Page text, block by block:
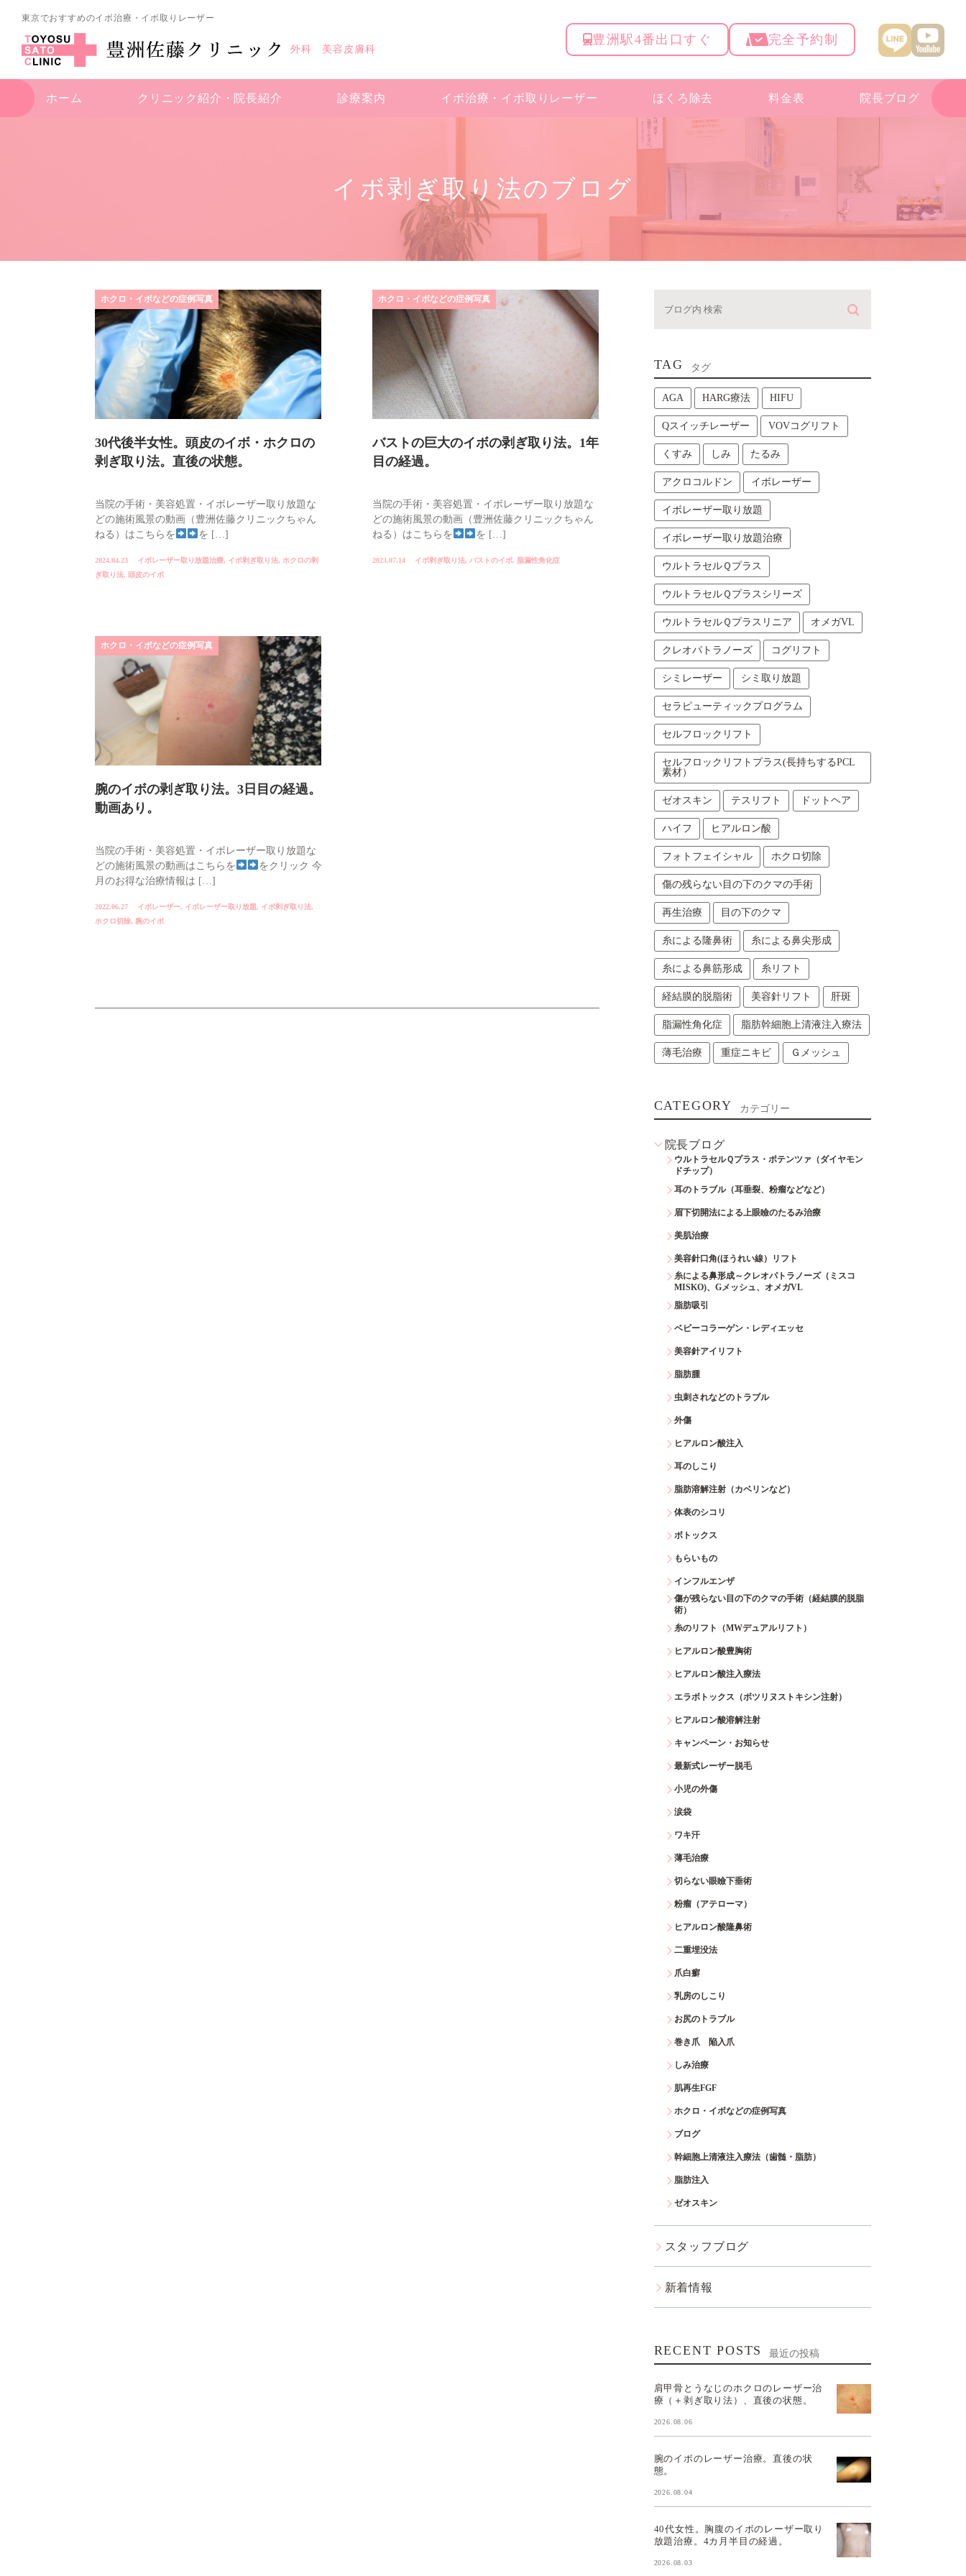
東京でおすすめのイボ治療・イボ取りレーザー
外科 美容皮膚科
豊洲駅4番出口すぐ 完全予約制
ホーム クリニック紹介・ 院長紹介 診療案内 イボ治療・ イボ取りレーザー ほくろ除去 料金表 院長ブログ
イボ剥ぎ取り法のブログ
ホクロ・イボなどの症例写真
30代後半女性。頭皮のイボ・ホクロの
剥ぎ取り法。直後の状態。
当院の手術・美容処置・イボレーザー取り放題な
どの施術風景の動画（豊洲佐藤クリニックちゃん
ねる）はこちらを
を […]
2024.04.23 イボレーザー取り放題治療, イボ剥ぎ取り法, ホクロの剥
ぎ取り法, 頭皮のイボ
ホクロ・イボなどの症例写真
バストの巨大のイボの剥ぎ取り法。1年
目の経過。
当院の手術・美容処置・イボレーザー取り放題な
どの施術風景の動画（豊洲佐藤クリニックちゃん
ねる）はこちらを
を […]
2023.07.14 イボ剥ぎ取り法,バストのイボ, 脂漏性角化症
ホクロ・イボなどの症例写真
腕のイボの剥ぎ取り法。3日目の経過。
動画あり。
当院の手術・美容処置・イボレーザー取り放題な
どの施術風景の動画はこちらを
をクリック 今
月のお得な治療情報は […]
2022.06.27 イボレーザー, イボレーザー取り放題, イボ剥ぎ取り法,
ホクロ切除, 腕のイボ
TAG タグ
AGA HARG療法 HIFU
Qスイッチレーザー VOVコグリフト
くすみ しみ たるみ
アクロコルドン イボレーザー
イボレーザー取り放題
イボレーザー取り放題治療
ウルトラセルＱプラス
ウルトラセルＱプラスシリーズ
ウルトラセルＱプラスリニア オメガVL
クレオパトラノーズ コグリフト
シミレーザー シミ取り放題
セラピューティックプログラム
セルフロックリフト
セルフロックリフトプラス(長持ちするPCL
素材）
ゼオスキン テスリフト ドットヘア
ハイフ ヒアルロン酸
フォトフェイシャル ホクロ切除
傷の残らない目の下のクマの手術
再生治療 目の下のクマ
糸による隆鼻術 糸による鼻尖形成
糸による鼻筋形成 糸リフト
経結膜的脱脂術 美容針リフト 肝斑
脂漏性角化症 脂肪幹細胞上清液注入療法
薄毛治療 重症ニキビ Ｇメッシュ
CATEGORY カテゴリー
院長ブログ
ウルトラセルＱプラス・ポテンツァ（ダイヤモン
ドチップ）
耳のトラブル（耳垂裂、粉瘤などなど）
眉下切開法による上眼瞼のたるみ治療
美肌治療
美容針口角(ほうれい線）リフト
糸による鼻形成～クレオパトラノーズ（ミスコ
MISKO)、Gメッシュ、オメガVL
脂肪吸引
ベビーコラーゲン・レディエッセ
美容針アイリフト
脂肪腫
虫刺されなどのトラブル
外傷
ヒアルロン酸注入
耳のしこり
脂肪溶解注射（カベリンなど）
体表のシコリ
ボトックス
もらいもの
インフルエンザ
傷が残らない目の下のクマの手術（経結膜的脱脂
術）
糸のリフト（MWデュアルリフト）
ヒアルロン酸豊胸術
ヒアルロン酸注入療法
エラボトックス（ボツリヌストキシン注射）
ヒアルロン酸溶解注射
キャンペーン・お知らせ
最新式レーザー脱毛
小児の外傷
涙袋
ワキ汗
薄毛治療
切らない眼瞼下垂術
粉瘤（アテローマ）
ヒアルロン酸隆鼻術
二重埋没法
爪白癬
乳房のしこり
お尻のトラブル
巻き爪 陥入爪
しみ治療
肌再生FGF
ホクロ・イボなどの症例写真
ブログ
幹細胞上清液注入療法（歯髄・脂肪）
脂肪注入
ゼオスキン
スタッフブログ
新着情報
RECENT POSTS 最近の投稿
肩甲骨とうなじのホクロのレーザー治
療（＋剥ぎ取り法）、直後の状態。
2026.08.06
腕のイボのレーザー治療。直後の状
態。
2026.08.04
40代女性。胸腹のイボのレーザー取り
放題治療。4カ月半目の経過。
2026.08.03